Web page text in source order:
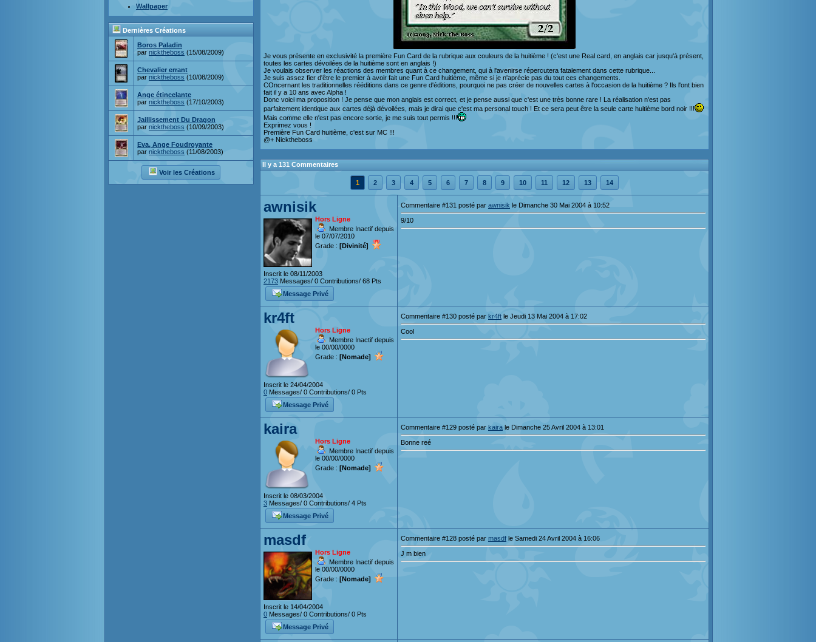
Wallpaper
Dernières Créations
Boros Paladin
par nicktheboss (15/08/2009)
Chevalier errant
par nicktheboss (10/08/2009)
Ange étincelante
par nicktheboss (17/10/2003)
Jaillissement Du Dragon
par nicktheboss (10/09/2003)
Eva, Ange Foudroyante
par nicktheboss (11/08/2003)
Voir les Créations
Je vous présente en exclusivité la première Fun Card de la rubrique aux couleurs de la huitième ! (c'est une Real card, en anglais car jusqu'à présent,
toutes les cartes dévoilées de la huitième sont en anglais !)
Je voulais observer les réactions des membres quant à ce changement, qui à l'avenirse répercutera fatalement dans cette rubrique...
Je suis assez fier d'être le premier à avoir fait une Fun Card huitième, même si je n'aprécie pas du tout ces changements.
COncernant les traditionnelles rééditions dans ce genre d'éditions, pourquoi ne pas créer de nouvelles cartes à l'occasion de la huitième ? Ils l'ont bien
fait il y a 10 ans avec Alpha !
Donc voici ma proposition ! Je pense que mon anglais est correct, et je pense aussi que c'est une très bonne rare ! La réalisation n'est pas
parfaitement identique aux cartes déjà dévoilées, mais je dirai que c'est ma personal touch ! Et ce sera peut être la seule carte huitième bord noir !!!
Mais comme elle n'est pas encore sortie, je me suis tout permis !!!
Exprimez vous !
Première Fun Card huitième, c'est sur MC !!!
@+ Nicktheboss
Il y a 131 Commentaires
1 2 3 4 5 6 7 8 9 10 11 12 13 14
awnisik
Hors Ligne
Membre Inactif depuis
le 07/07/2010
Grade : [Divinité]
Inscrit le 08/11/2003
2173 Messages/ 0 Contributions/ 68 Pts
Message Privé
Commentaire #131 posté par awnisik le Dimanche 30 Mai 2004 à 10:52
9/10
kr4ft
Hors Ligne
Membre Inactif depuis
le 00/00/0000
Grade : [Nomade]
Inscrit le 24/04/2004
0 Messages/ 0 Contributions/ 0 Pts
Message Privé
Commentaire #130 posté par kr4ft le Jeudi 13 Mai 2004 à 17:02
Cool
kaira
Hors Ligne
Membre Inactif depuis
le 00/00/0000
Grade : [Nomade]
Inscrit le 08/03/2004
3 Messages/ 0 Contributions/ 4 Pts
Message Privé
Commentaire #129 posté par kaira le Dimanche 25 Avril 2004 à 13:01
Bonne reé
masdf
Hors Ligne
Membre Inactif depuis
le 00/00/0000
Grade : [Nomade]
Inscrit le 14/04/2004
0 Messages/ 0 Contributions/ 0 Pts
Message Privé
Commentaire #128 posté par masdf le Samedi 24 Avril 2004 à 16:06
J m bien